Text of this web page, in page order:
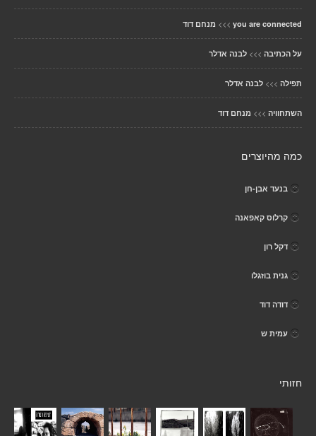
you are connected
>>> מנחם דוד
על הכתיבה >>> לבנה אדלר
תפילה >>> לבנה אדלר
השתחוויה >>> מנחם דוד
כמה מהיוצרים
בנעד אבן-חן
קרלוס קאפאנה
דקל רון
גנית בוזגלו
דודה דוד
עמית ש
חזותי